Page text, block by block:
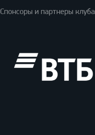
Спонсоры и партнеры клуба